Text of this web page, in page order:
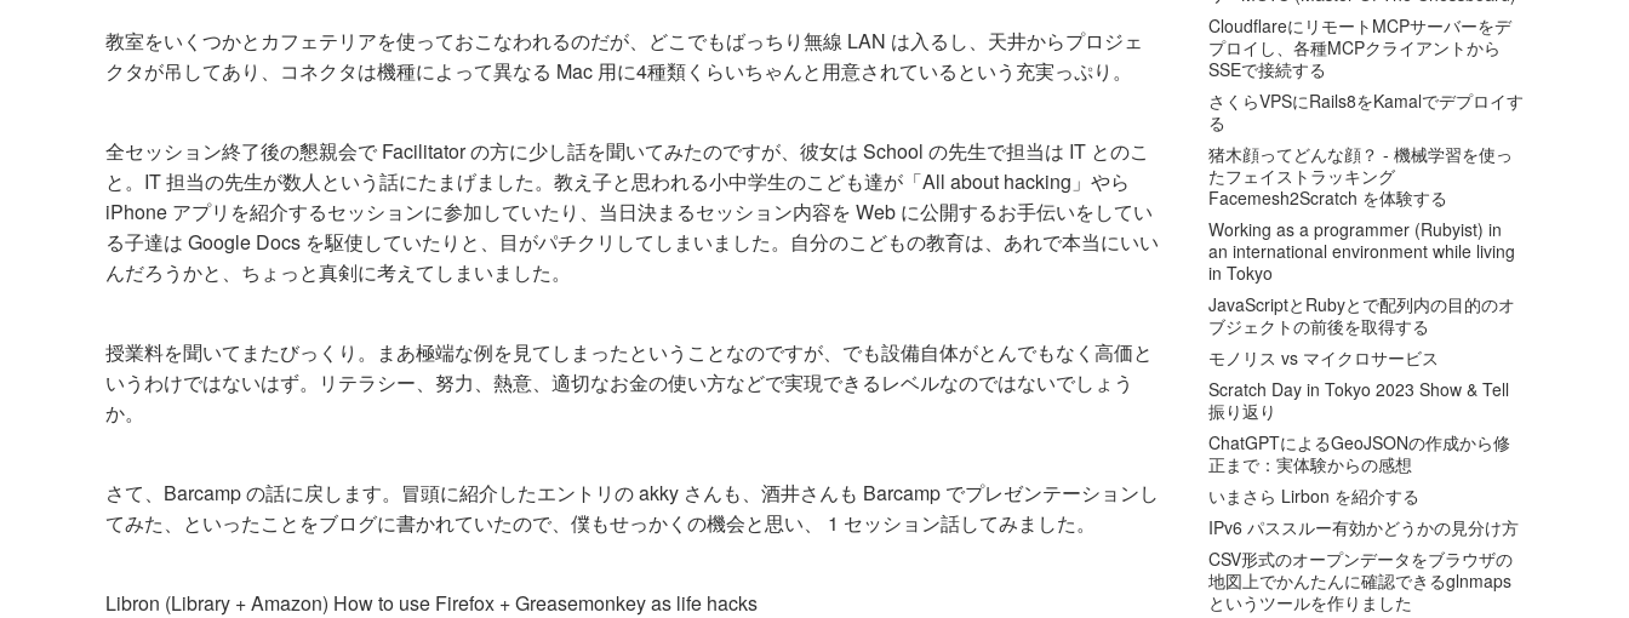
教室をいくつかとカフェテリアを使っておこなわれるのだが、どこでもばっちり無線 LAN は入るし、天井からプロジェ
クタが吊してあり、コネクタは機種によって異なる Mac 用に4種類くらいちゃんと用意されているという充実っぷり。
全セッション終了後の懇親会で Facilitator の方に少し話を聞いてみたのですが、彼女は School の先生で担当は IT とのこ
と。IT 担当の先生が数人という話にたまげました。教え子と思われる小中学生のこども達が「All about hacking」やら
iPhone アプリを紹介するセッションに参加していたり、当日決まるセッション内容を Web に公開するお手伝いをしてい
る子達は Google Docs を駆使していたりと、目がパチクリしてしまいました。自分のこどもの教育は、あれで本当にいい
んだろうかと、ちょっと真剣に考えてしまいました。
授業料を聞いてまたびっくり。まあ極端な例を見てしまったということなのですが、でも設備自体がとんでもなく高価と
いうわけではないはず。リテラシー、努力、熱意、適切なお金の使い方などで実現できるレベルなのではないでしょう
か。
さて、Barcamp の話に戻します。冒頭に紹介したエントリの akky さんも、酒井さんも Barcamp でプレゼンテーションし
てみた、といったことをブログに書かれていたので、僕もせっかくの機会と思い、 1 セッション話してみました。
Libron (Library + Amazon) How to use Firefox + Greasemonkey as life hacks
CloudflareにリモートMCPサーバーをデ
プロイし、各種MCPクライアントから
SSEで接続する
さくらVPSにRails8をKamalでデプロイす
る
猪木顔ってどんな顔？ - 機械学習を使っ
たフェイストラッキング
Facemesh2Scratch を体験する
Working as a programmer (Rubyist) in
an international environment while living
in Tokyo
JavaScriptとRubyとで配列内の目的のオ
ブジェクトの前後を取得する
モノリス vs マイクロサービス
Scratch Day in Tokyo 2023 Show & Tell
振り返り
ChatGPTによるGeoJSONの作成から修
正まで：実体験からの感想
いまさら Lirbon を紹介する
IPv6 パススルー有効かどうかの見分け方
CSV形式のオープンデータをブラウザの
地図上でかんたんに確認できるglnmaps
というツールを作りました